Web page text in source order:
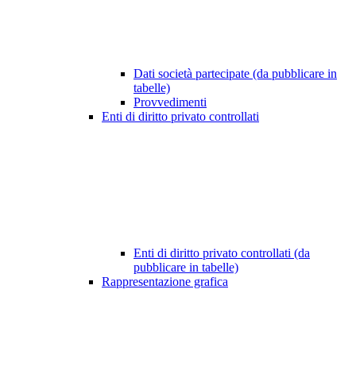
Dati società partecipate (da pubblicare in
tabelle)
Provvedimenti
Enti di diritto privato controllati
Enti di diritto privato controllati (da
pubblicare in tabelle)
Rappresentazione grafica